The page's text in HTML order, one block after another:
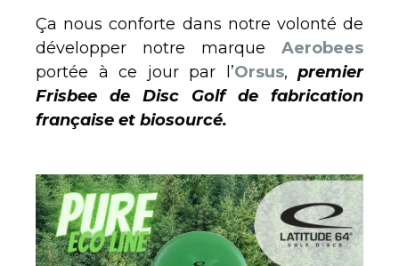
Ça nous conforte dans notre volonté de
développer notre marque Aerobees
portée à ce jour par l’Orsus, premier
Frisbee de Disc Golf de fabrication
française et biosourcé.